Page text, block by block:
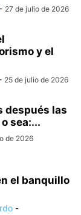
- 27 de julio de 2026
y el
25 de julio de 2026
después las
sea:...
de 2026
el banquillo
-